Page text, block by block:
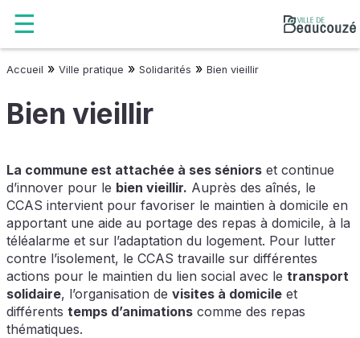
Accueil » Ville pratique » Solidarités » Bien vieillir
Bien vieillir
La commune est attachée à ses séniors et continue
d’innover pour le bien vieillir. Auprès des aînés, le
CCAS intervient pour favoriser le maintien à domicile en
apportant une aide au portage des repas à domicile, à la
téléalarme et sur l’adaptation du logement. Pour lutter
contre l’isolement, le CCAS travaille sur différentes
actions pour le maintien du lien social avec le transport
solidaire, l’organisation de visites à domicile et
différents temps d’animations comme des repas
thématiques.